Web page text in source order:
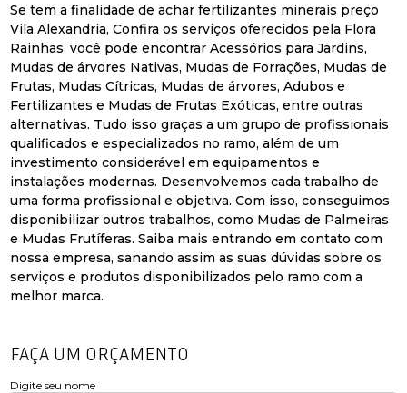
Se tem a finalidade de achar fertilizantes minerais preço
Vila Alexandria, Confira os serviços oferecidos pela Flora
Rainhas, você pode encontrar Acessórios para Jardins,
Mudas de árvores Nativas, Mudas de Forrações, Mudas de
Frutas, Mudas Cítricas, Mudas de árvores, Adubos e
Fertilizantes e Mudas de Frutas Exóticas, entre outras
alternativas. Tudo isso graças a um grupo de profissionais
qualificados e especializados no ramo, além de um
investimento considerável em equipamentos e
instalações modernas. Desenvolvemos cada trabalho de
uma forma profissional e objetiva. Com isso, conseguimos
disponibilizar outros trabalhos, como Mudas de Palmeiras
e Mudas Frutíferas. Saiba mais entrando em contato com
nossa empresa, sanando assim as suas dúvidas sobre os
serviços e produtos disponibilizados pelo ramo com a
melhor marca.
FAÇA UM ORÇAMENTO
Digite seu nome